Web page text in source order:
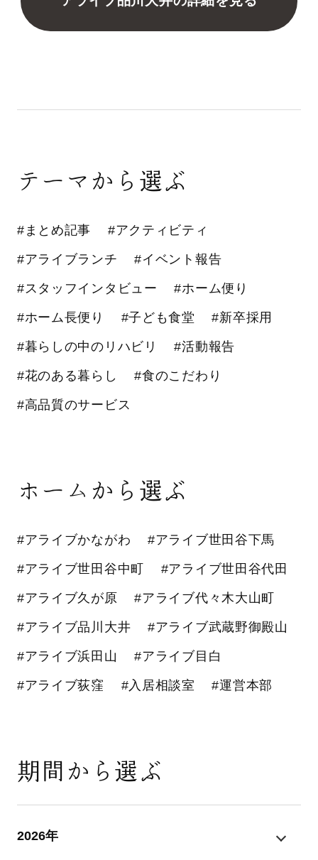
テーマから選ぶ
#まとめ記事 #アクティビティ
#アライブランチ #イベント報告
#スタッフインタビュー #ホーム便り
#ホーム長便り #子ども食堂 #新卒採用
#暮らしの中のリハビリ #活動報告
#花のある暮らし #食のこだわり
#高品質のサービス
ホームから選ぶ
#アライブかながわ #アライブ世田谷下馬
#アライブ世田谷中町 #アライブ世田谷代田
#アライブ久が原 #アライブ代々木大山町
#アライブ品川大井 #アライブ武蔵野御殿山
#アライブ浜田山 #アライブ目白
#アライブ荻窪 #入居相談室 #運営本部
期間から選ぶ
2026年